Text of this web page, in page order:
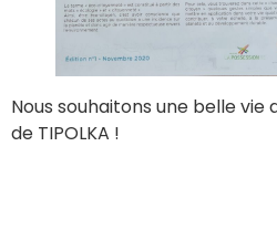
Nous souhaitons une belle vie
de TIPOLKA !